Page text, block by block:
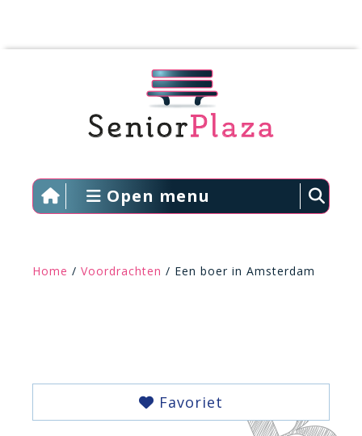
Open menu
Home / Voordrachten / Een boer in Amsterdam
Favoriet